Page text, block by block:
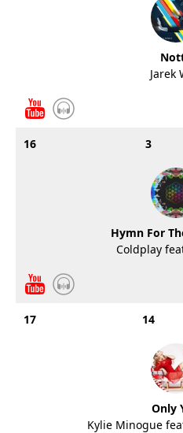
Jarek
16 3
Hymn For
Coldplay
17 14
Only
Kylie Minogue